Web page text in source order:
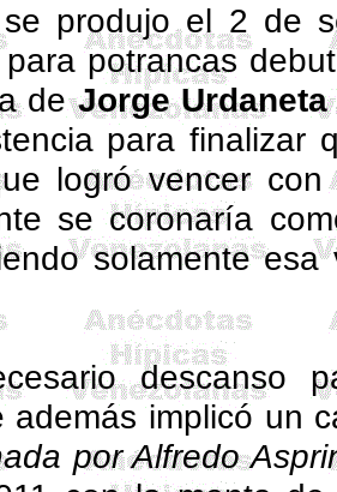
produjo el 2 de
potrancas
deJorge Urdaneta
para finalizar
logró vencer con
se coronaría
solamente
descanso
además implicó un
por Alfredo